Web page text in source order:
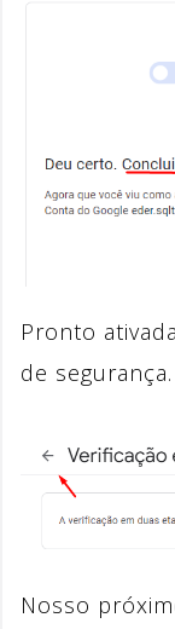
Pronto
de segurança.
Nosso